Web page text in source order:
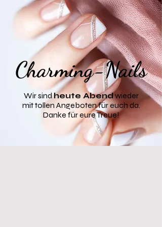
​Charming-Nails
Wir sindheute Abendwieder
mit tollen Angeboten für euch da.
Danke für eure Treue!